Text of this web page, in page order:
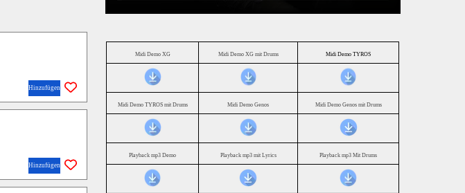
Hinzufügen
Hinzufügen
Midi Demo XG Midi Demo XG mit Drums Midi Demo TYROS
Midi Demo TYROS mit Drums Midi Demo Genos Midi Demo Genos mit Drums
Playback mp3 Demo Playback mp3 mit Lyrics Playback mp3 Mit Drums